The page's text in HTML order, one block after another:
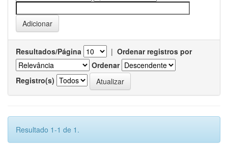
Resultados/Página | Ordenar registros por
Ordenar
Registro(s)
Resultado 1-1 de 1.